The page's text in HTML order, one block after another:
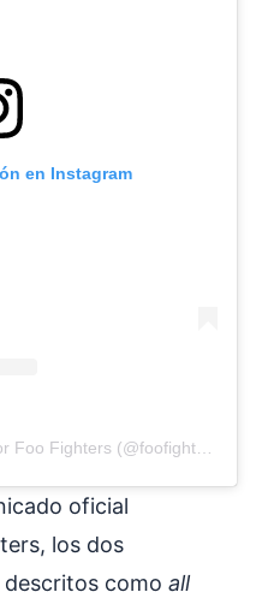
en Instagram
oficial
los dos
como all